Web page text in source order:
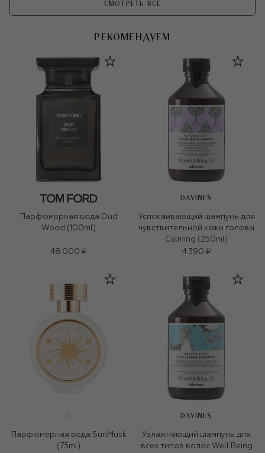
СМОТРЕТЬ ВСЕ
РЕКОМЕНДУЕМ
Парфюмерная вода Oud
Wood (100ml)
48 000 ₽
DAVINES
Успокаивающий шампунь для
чувствительной кожи головы
Calming (250ml)
4 390 ₽
Парфюмерная вода SunMusk
(75ml)
DAVINES
Увлажняющий шампунь для
всех типов волос Well Being